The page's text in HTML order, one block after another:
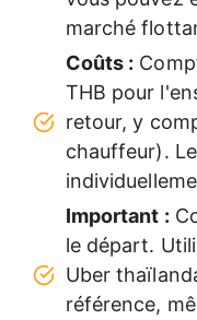
marché
Coûts :
THB pour
retour, y
chauffeur).
Important :
le départ.
Uber
référence,